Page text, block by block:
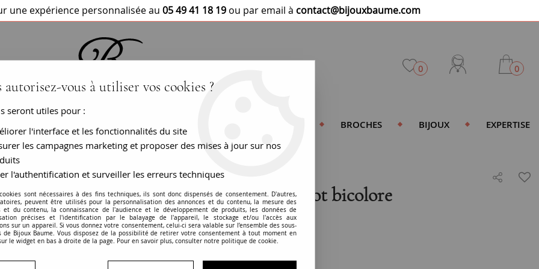
une expérience personnalisée au 05 49 41 18 19 ou par email à contact@bijouxbaume.com
0 0
BROCHES BIJOUX EXPERTISE
ancienne angelot bicolore
Médaille ancienne angelot bicolore
RÉF. : 26-121A
Médaille ancienne - Bon état
autorisez-vous à utiliser vos cookies ?
seront utiles pour :
l'interface et les fonctionnalités du site
les campagnes marketing et proposer des mises à jour sur nos
l'authentification et surveiller les erreurs techniques
sont nécessaires à des fins techniques, ils sont donc dispensés de consentement. D'autres,
peuvent être utilisés pour la personnalisation des annonces et du contenu, la mesure des
et du contenu, la connaissance de l'audience et le développement de produits, les données de
précises et l'identification par le balayage de l'appareil, le stockage et/ou l'accès aux
sur un appareil. Si vous donnez votre consentement, celui-ci sera valable sur l’ensemble des sous-
de Bijoux Baume. Vous disposez de la possibilité de retirer votre consentement à tout moment en
le widget en bas à droite de la page. Pour en savoir plus, consulter notre politique de cookie.